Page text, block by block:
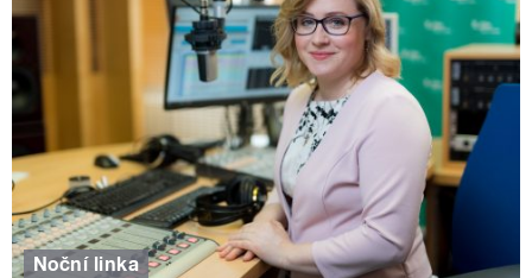
Noční linka